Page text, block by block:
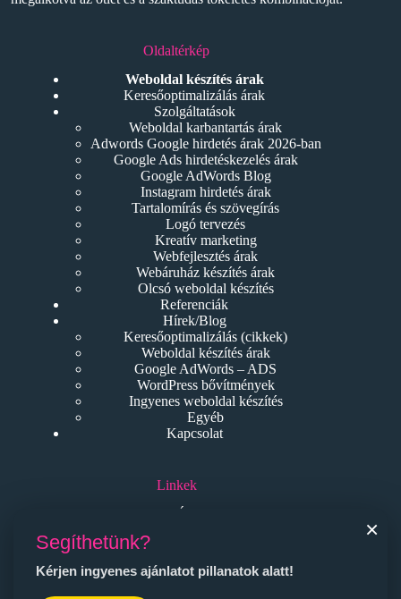
Oldaltérkép
Weboldal készítés árak
Keresőoptimalizálás árak
Szolgáltatások
Weboldal karbantartás árak
Adwords Google hirdetés árak 2026-ban
Google Ads hirdetéskezelés árak
Google AdWords Blog
Instagram hirdetés árak
Tartalomírás és szövegírás
Logó tervezés
Kreatív marketing
Webfejlesztés árak
Webáruház készítés árak
Olcsó weboldal készítés
Referenciák
Hírek/Blog
Keresőoptimalizálás (cikkek)
Weboldal készítés árak
Google AdWords – ADS
WordPress bővítmények
Ingyenes weboldal készítés
Egyéb
Kapcsolat
Linkek
Kapcsolat
×
Segíthetünk?
Kérjen ingyenes ajánlatot pillanatok alatt!